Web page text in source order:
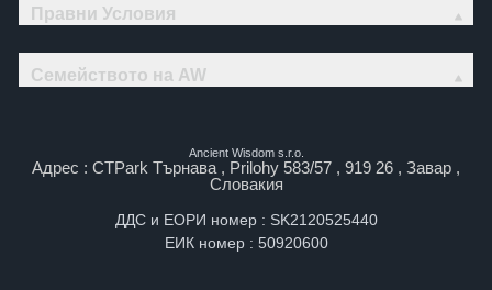
Правни Условия
Семейството на AW
Ancient Wisdom s.r.o.
Адрес : CTPark Търнава , Prilohy 583/57 , 919 26 , Завар ,
Словакия
ДДС и ЕОРИ номер : SK2120525440
ЕИК номер : 50920600